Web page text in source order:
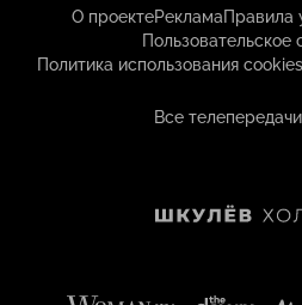
О проектеРекламаПравила
Пользовательское
Политика использования cookies
Все